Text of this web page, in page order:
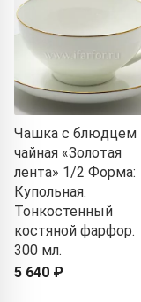
Чашка с блюдцем
чайная «Золотая
лента» 1/2 Форма:
Купольная.
Тонкостенный
костяной фарфор.
300 мл.
5 640 ₽